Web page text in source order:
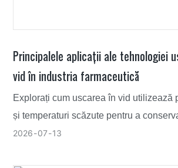
Principalele aplicații ale tehnologiei
vid în industria farmaceutică
Explorați cum uscarea în vid utilizează
și temperaturi scăzute pentru a
sensibile la căldură în industria
2026 07 13